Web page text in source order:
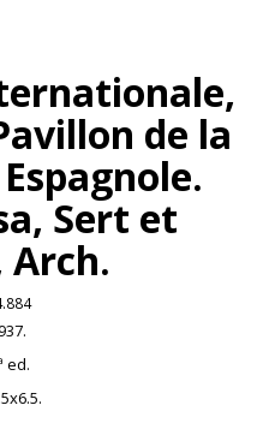
de la
Sert et
Arch.
ed.